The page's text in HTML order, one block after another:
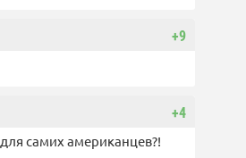
+9
+4
самих американцев?!